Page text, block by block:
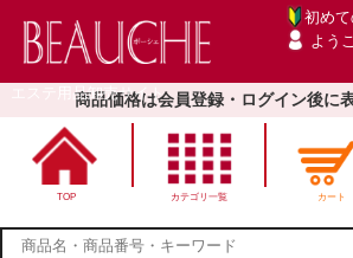
エステ用品卸売サイト
初め
よう
商品価格は会員登録・ログイン後に
TOP カテゴリ一覧 カート